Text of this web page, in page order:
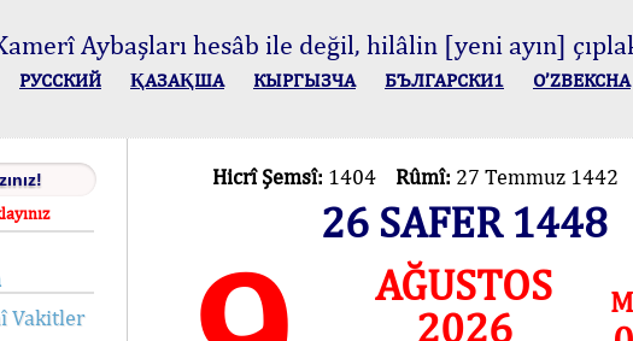
Aybaşları hesâb ile değil, hilâlin [yeni ayın]
РУССКИЙ ҚАЗАҚША КЫPГЫЗЧA БЪЛГАРСКИ1 O’ZBEKCHA
Vakitler
Hicrî Şemsî: 1404 Rûmî: 27 Temmuz 1442
26 SAFER 1448
AĞUSTOS
2026